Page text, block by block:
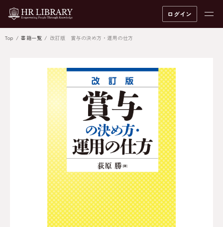
ログイン
Top 書籍一覧 改訂版 賞与の決め方・運用の仕方